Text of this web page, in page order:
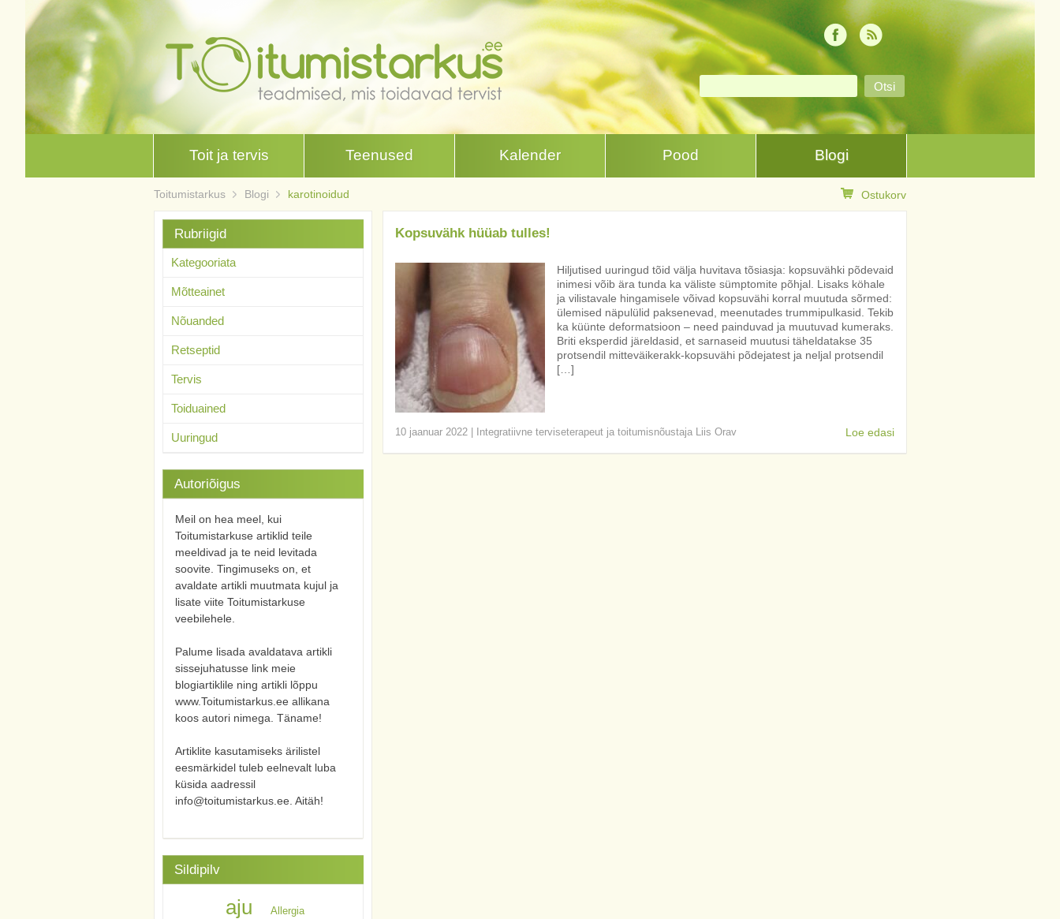
Toit ja tervis Teenused Kalender Pood Blogi
Toitumistarkus Blogi karotinoidud Ostukorv
Kopsuvähk hüüab tulles!
Hiljutised uuringud tõid välja huvitava tõsiasja: kopsuvähki põdevaid
inimesi võib ära tunda ka väliste sümptomite põhjal. Lisaks köhale
ja vilistavale hingamisele võivad kopsuvähi korral muutuda sõrmed:
ülemised näpulülid paksenevad, meenutades trummipulkasid. Tekib
ka küünte deformatsioon – need painduvad ja muutuvad kumeraks.
Briti eksperdid järeldasid, et sarnaseid muutusi täheldatakse 35
protsendil mitteväikerakk-kopsuvähi põdejatest ja neljal protsendil
[…]
10 jaanuar 2022| Integratiivne terviseterapeut ja toitumisnõustaja Liis Orav Loe edasi
Rubriigid
Kategooriata
Mõtteainet
Nõuanded
Retseptid
Tervis
Toiduained
Uuringud
Autoriõigus
Meil on hea meel, kui
Toitumistarkuse artiklid teile
meeldivad ja te neid levitada
soovite. Tingimuseks on, et
avaldate artikli muutmata kujul ja
lisate viite Toitumistarkuse
veebilehele.
Palume lisada avaldatava artikli
sissejuhatusse link meie
blogiartiklile ning artikli lõppu
www.Toitumistarkus.ee allikana
koos autori nimega. Täname!
Artiklite kasutamiseks ärilistel
eesmärkidel tuleb eelnevalt luba
küsida aadressil
info@toitumistarkus.ee. Aitäh!
Sildipilv
aju Allergia